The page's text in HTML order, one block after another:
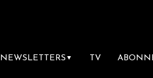
NEWSLETTERS ▼ TV